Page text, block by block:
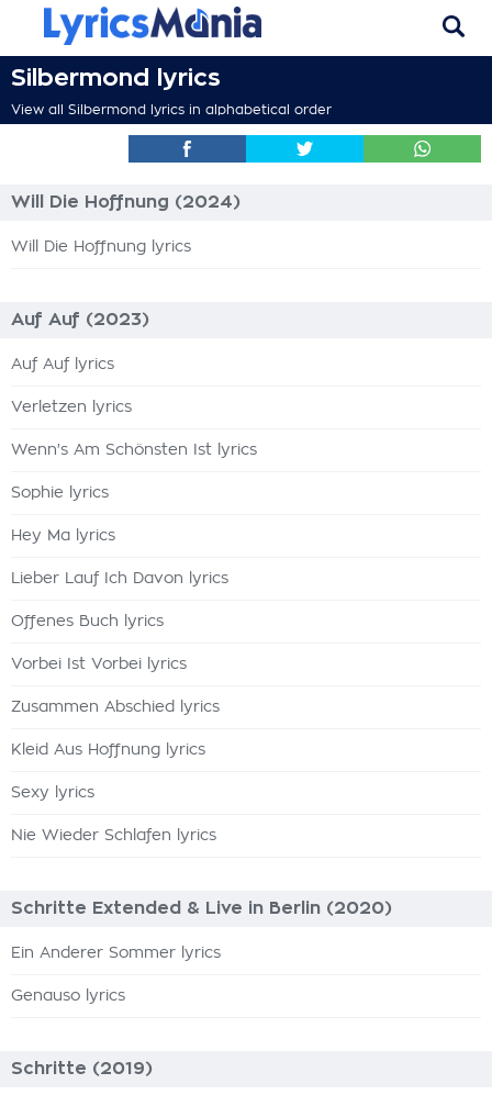
Silbermond lyrics
View all Silbermond lyrics in alphabetical order
Will Die Hoffnung (2024)
Will Die Hoffnung lyrics
Auf Auf (2023)
Auf Auf lyrics
Verletzen lyrics
Wenn's Am Schönsten Ist lyrics
Sophie lyrics
Hey Ma lyrics
Lieber Lauf Ich Davon lyrics
Offenes Buch lyrics
Vorbei Ist Vorbei lyrics
Zusammen Abschied lyrics
Kleid Aus Hoffnung lyrics
Sexy lyrics
Nie Wieder Schlafen lyrics
Schritte Extended & Live in Berlin (2020)
Ein Anderer Sommer lyrics
Genauso lyrics
Schritte (2019)